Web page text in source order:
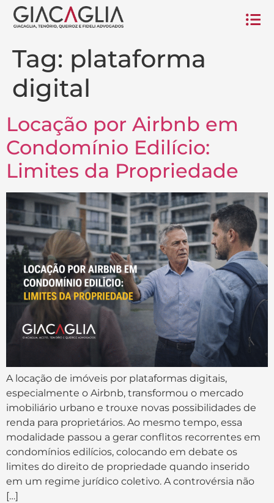
Tag: plataforma
digital
Locação por Airbnb em
Condomínio Edilício:
Limites da Propriedade
A locação de imóveis por plataformas digitais,
especialmente o Airbnb, transformou o mercado
imobiliário urbano e trouxe novas possibilidades de
renda para proprietários. Ao mesmo tempo, essa
modalidade passou a gerar conflitos recorrentes em
condomínios edilícios, colocando em debate os
limites do direito de propriedade quando inserido
em um regime jurídico coletivo. A controvérsia não
[…]